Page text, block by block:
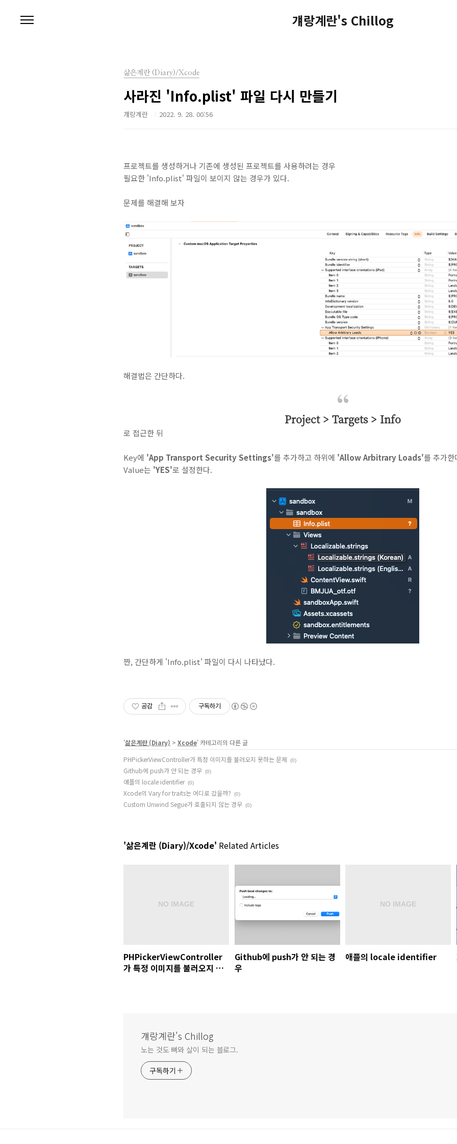
걔랑계란's Chillog
삶은계란 (Diary)/Xcode
사라진 'Info.plist' 파일 다시 만들기
걔랑계란 2022. 9. 28. 00:56
프로젝트를 생성하거나 기존에 생성된 프로젝트를 사용하려는 경우
필요한 'Info.plist' 파일이 보이지 않는 경우가 있다.
문제를 해결해 보자
해결법은 간단하다.
Project > Targets > Info
로 접근한 뒤
Key에 'App Transport Security Settings'를 추가하고 하위에 'Allow Arbitrary Loads'를 추가한
Value는 'YES'로 설정한다.
짠, 간단하게 'Info.plist' 파일이 다시 나타났다.
공감 구독하기
'삶은계란 (Diary) > Xcode' 카테고리의 다른 글
PHPickerViewController가 특정 이미지를 불러오지 못하는 문제
(0)
Github에 push가 안 되는 경우 (0)
애플의 locale identifier (0)
Xcode의 Vary for traits는 어디로 갔을까? (0)
Custom Unwind Segue가 호출되지 않는 경우 (0)
'삶은계란 (Diary)/Xcode' Related Articles
PHPickerViewController
가 특정 이미지를 불러오지 못
Github에 push가 안 되는 경
우
애플의 locale identifier
걔랑계란's Chillog
노는 것도 뼈와 살이 되는 블로그.
구독하기